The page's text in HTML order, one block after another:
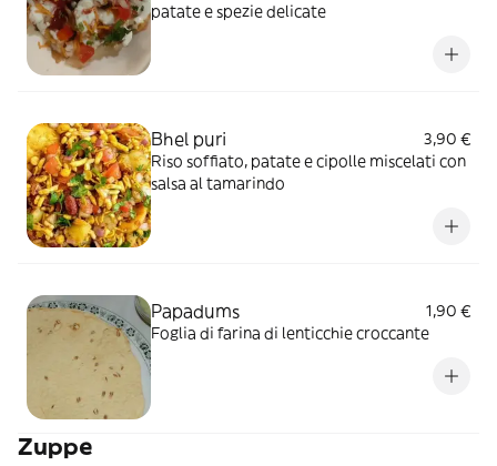
patate e spezie delicate
Bhel puri
3,90 €
Riso soffiato, patate e cipolle miscelati con
salsa al tamarindo
Papadums
1,90 €
Foglia di farina di lenticchie croccante
Zuppe